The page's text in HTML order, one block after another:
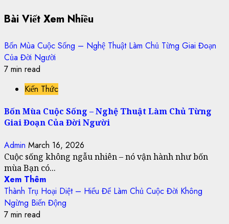
Bài Viết Xem Nhiều
Bốn Mùa Cuộc Sống – Nghệ Thuật Làm Chủ Từng Giai Đoạn
Của Đời Người
7 min read
Kiến Thức
Bốn Mùa Cuộc Sống – Nghệ Thuật Làm Chủ Từng
Giai Đoạn Của Đời Người
Admin March 16, 2026
Cuộc sống không ngẫu nhiên – nó vận hành như bốn
mùa Bạn có...
Xem Thêm
Thành Trụ Hoại Diệt – Hiểu Để Làm Chủ Cuộc Đời Không
Ngừng Biến Động
7 min read